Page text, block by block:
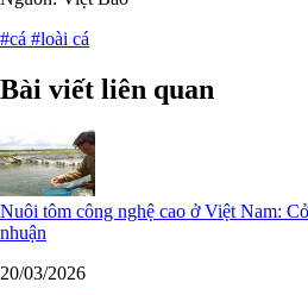
#cá #loài cá
Bài viết liên quan
Nuôi tôm công nghệ cao ở Việt Nam:
nhuận
20/03/2026